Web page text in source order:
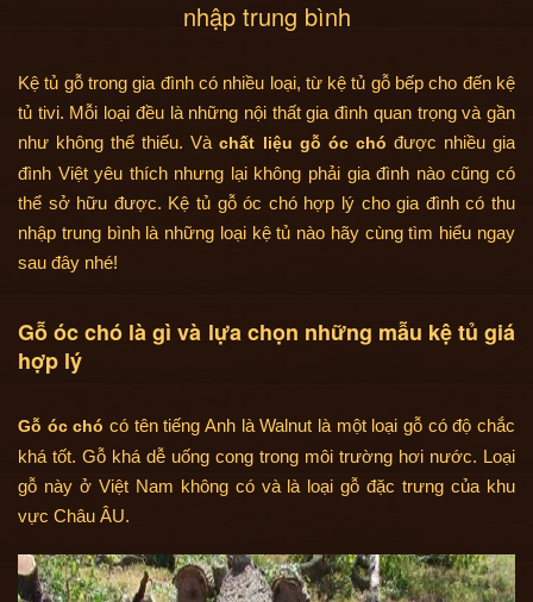
nhập trung bình
Kệ tủ gỗ trong gia đình có nhiều loại, từ kệ tủ gỗ bếp cho đến kệ
tủ tivi. Mỗi loại đều là những nội thất gia đình quan trọng và gần
như không thể thiếu. Vàchất liệu gỗ óc chó được nhiều gia
đình Việt yêu thích nhưng lại không phải gia đình nào cũng có
thể sở hữu được. Kệ tủ gỗ óc chó hợp lý cho gia đình có thu
nhập trung bình là những loại kệ tủ nào hãy cùng tìm hiểu ngay
sau đây nhé!
Gỗ óc chó là gì và lựa chọn những mẫu kệ tủ giá
hợp lý
Gỗ óc chó có tên tiếng Anh là Walnut là một loại gỗ có độ chắc
khá tốt. Gỗ khá dễ uống cong trong môi trường hơi nước. Loại
gỗ này ở Việt Nam không có và là loại gỗ đặc trưng của khu
vực Châu ÂU.